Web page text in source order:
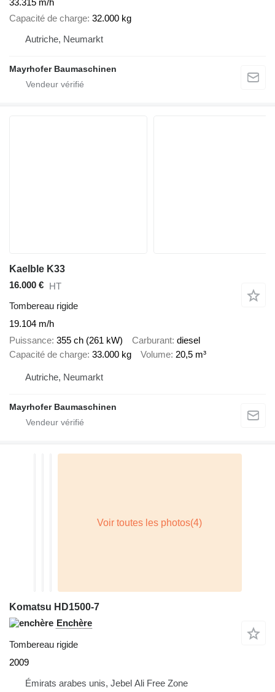
Capacité de charge 32.000 kg
Autriche, Neumarkt
Mayrhofer Baumaschinen
Kaelble K33
16.000 € HT
Tombereau rigide
19.104 m/h
Puissance 355 ch (261 kW) Carburant diesel
Capacité de charge 33.000 kg Volume 20,5 m³
Autriche, Neumarkt
Mayrhofer Baumaschinen
Komatsu HD1500-7
Enchère
Tombereau rigide
2009
Émirats arabes unis, Jebel Ali Free Zone